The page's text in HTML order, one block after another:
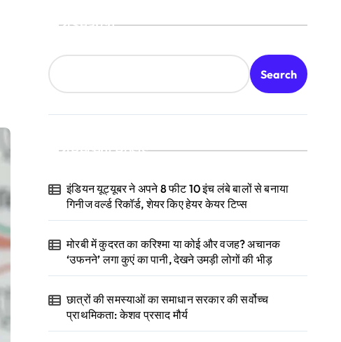
Search
Search
Recent Posts
इंडियन यूट्यूबर ने अपने 8 फीट 10 इंच लंबे बालों से बनाया
गिनीज वर्ल्ड रिकॉर्ड, शेयर किए हेयर केयर टिप्स
मोरबी में कुदरत का करिश्मा या कोई और वजह? अचानक
‘उफनने’ लगा कुएं का पानी, देखने उमड़ी लोगों की भीड़
छात्रों की समस्याओं का समाधान सरकार की सर्वोच्च
प्राथमिकता: केशव प्रसाद मौर्य